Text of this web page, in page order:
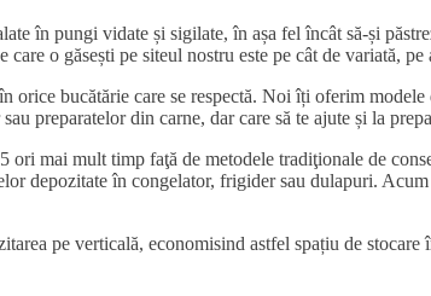
în pungi vidate și sigilate, în așa fel încât să-și
o găsești pe siteul nostru este pe cât de variată, pe
orice bucătărie care se respectă. Noi îți oferim
preparatelor din carne, dar care să te ajute și la
mai mult timp faţă de metodele tradiţionale de
depozitate în congelator, frigider sau dulapuri.
pe verticală, economisind astfel spațiu de